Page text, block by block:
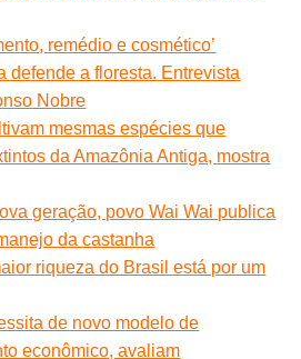
remédio e cosmético’
defende a floresta. Entrevista
Nobre
mesmas espécies que
da Amazônia Antiga, mostra
geração, povo Wai Wai publica
da castanha
riqueza do Brasil está por um
de novo modelo de
econômico, avaliam